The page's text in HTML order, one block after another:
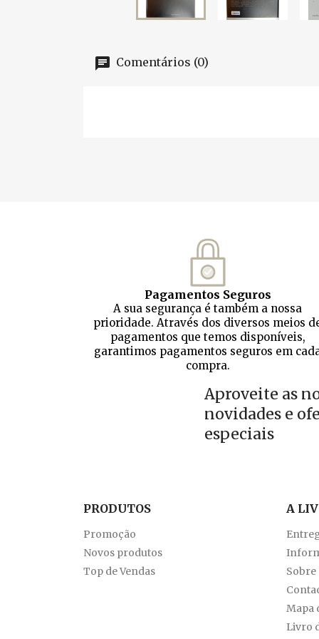
Comentários (0)
Pagamentos Seguros
A sua segurança é também a nossa
prioridade. Através dos diversos meios
pagamentos que temos disponíveis,
garantimos pagamentos seguros em
compra.
Aproveite as
novidades e
especiais
PRODUTOS
Promoção
Novos produtos
Top de Vendas
A
Sobre
Mapa
Livro